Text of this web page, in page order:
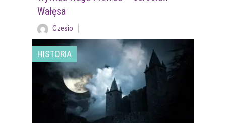
Wałęsa
Czesio
HISTORIA